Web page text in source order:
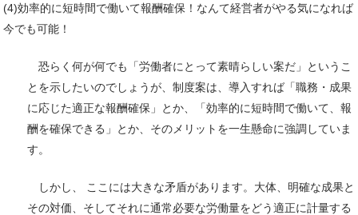
(4)効率的に短時間で働いて報酬確保！なんて経営者がやる気になれば
今でも可能！
恐らく何が何でも「労働者にとって素晴らしい案だ」というこ
とを示したいのでしょうが、制度案は、導入すれば「職務・成果
に応じた適正な報酬確保」とか、「効率的に短時間で働いて、報
酬を確保できる」とか、そのメリットを一生懸命に強調していま
す。
しかし、 ここには大きな矛盾があります。大体、明確な成果と
その対価、そしてそれに通常必要な労働量をどう適正に計量する